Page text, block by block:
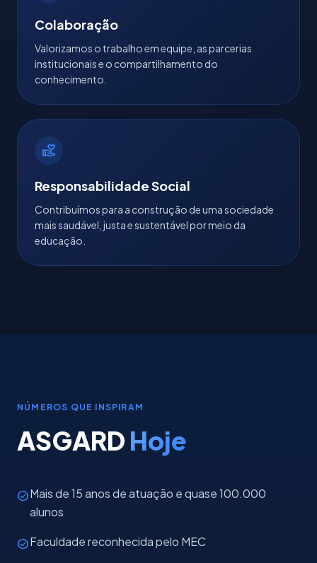
Colaboração
Valorizamos o trabalho em equipe, as parcerias
institucionais e o compartilhamento do
conhecimento.
volunteer_activism
Responsabilidade Social
Contribuímos para a construção de uma sociedade
mais saudável, justa e sustentável por meio da
educação.
NÚMEROS QUE INSPIRAM
ASGARD Hoje
check_circleMais de 15 anos de atuação e quase 100.000
alunos
check_circleFaculdade reconhecida pelo MEC